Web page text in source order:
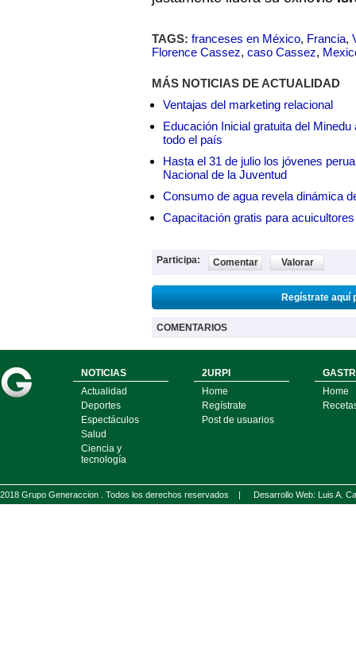
TAGS: franceses en México, Francia,
Florence Cassez, caso Cassez,
MÁS NOTICIAS DE ACTUALIDAD
Ventajas del marketing relacional
Educación Inicial gratuita del
todo el país
Hasta el 31 de julio los jóvenes
Nacional de la Juventud
Consumo de agua revela dinámica
Capacitación gratis para
Participa: Comentar Valorar
Regístrate aquí
COMENTARIOS
NOTICIAS
Actualidad
Deportes
Espectáculos
Salud
Ciencia y
tecnología
2URPI
Home
Regístrate
Post de usuarios
Home
2018 Grupo Generaccion . Todos los derechos reservados | Desarrollo Web: Luis